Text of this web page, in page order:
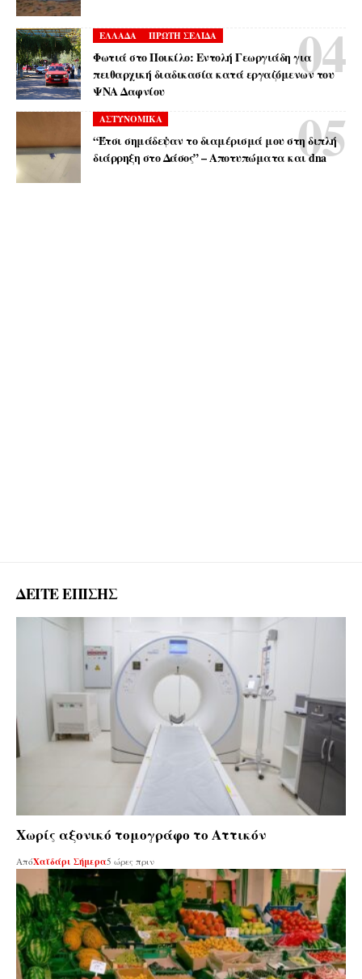
ΕΛΛΑΔΑ ΠΡΩΤΗ ΣΕΛΙΔΑ
Φωτιά στο Ποικίλο: Εντολή Γεωργιάδη για
πειθαρχική διαδικασία κατά εργαζόμενων του
ΨΝΑ Δαφνίου
ΑΣΤΥΝΟΜΙΚΑ
“Έτσι σημάδεψαν το διαμέρισμά μου στη διπλή
διάρρηξη στο Δάσος” – Αποτυπώματα και dna
ΔΕΙΤΕ ΕΠΙΣΗΣ
Χωρίς αξονικό τομογράφο το Αττικόν
ΑπόΧαϊδάρι Σήμερα5 ώρες πριν